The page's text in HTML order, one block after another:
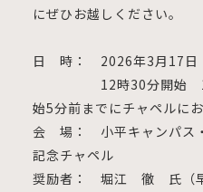
にぜひお越しください。
日 時： 2026年3月17日
12時30分開始 13
始5分前までにチャペルに
会 場： 小平キャンパス
記念チャペル
奨励者： 堀江 徹 氏（早